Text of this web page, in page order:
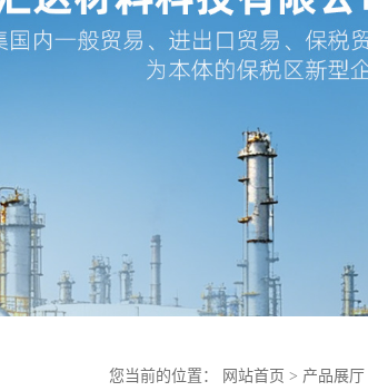
您当前的位置： 网站首页 > 产品展厅